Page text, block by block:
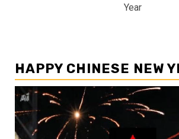
Year
HAPPY CHINESE NEW
Pemutar